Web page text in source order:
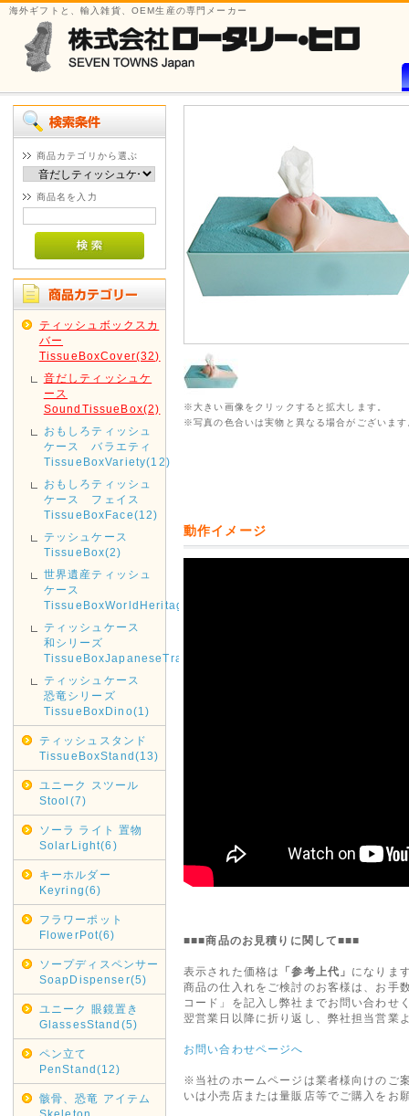
海外ギフトと、輸入雑貨、OEM生産の専門メーカー
商品カテゴリから選ぶ
商品名を入力
ティッシュボックスカ
バー
TissueBoxCover(32)
音だしティッシュケ
ース
SoundTissueBox(2)
おもしろティッシュ
ケース バラエティ
TissueBoxVariety(12)
おもしろティッシュ
ケース フェイス
TissueBoxFace(12)
テッシュケース
TissueBox(2)
世界遺産ティッシュ
ケース
TissueBoxWorldHeritage(2)
ティッシュケース
和シリーズ
TissueBoxJapaneseTraditional(1)
ティッシュケース
恐竜シリーズ
TissueBoxDino(1)
ティッシュスタンド
TissueBoxStand(13)
ユニーク スツール
Stool(7)
ソーラ ライト 置物
SolarLight(6)
キーホルダー
Keyring(6)
フラワーポット
FlowerPot(6)
ソープディスペンサー
SoapDispenser(5)
ユニーク 眼鏡置き
GlassesStand(5)
ペン立て
PenStand(12)
骸骨、恐竜 アイテム
※大きい画像をクリックすると拡大します。
※写真の色合いは実物と異なる場合がございます
動作イメージ
■■■商品のお見積りに関して■■■
表示された価格は 「参考上代」 になりま
商品の仕入れをご検討のお客様は、お手
コード」を記入し弊社までお問い合わせ
翌営業日以降に折り返し、弊社担当営業
お問い合わせページへ
※当社のホームページは業者様向けのご
いは小売店または量販店等でご購入をお